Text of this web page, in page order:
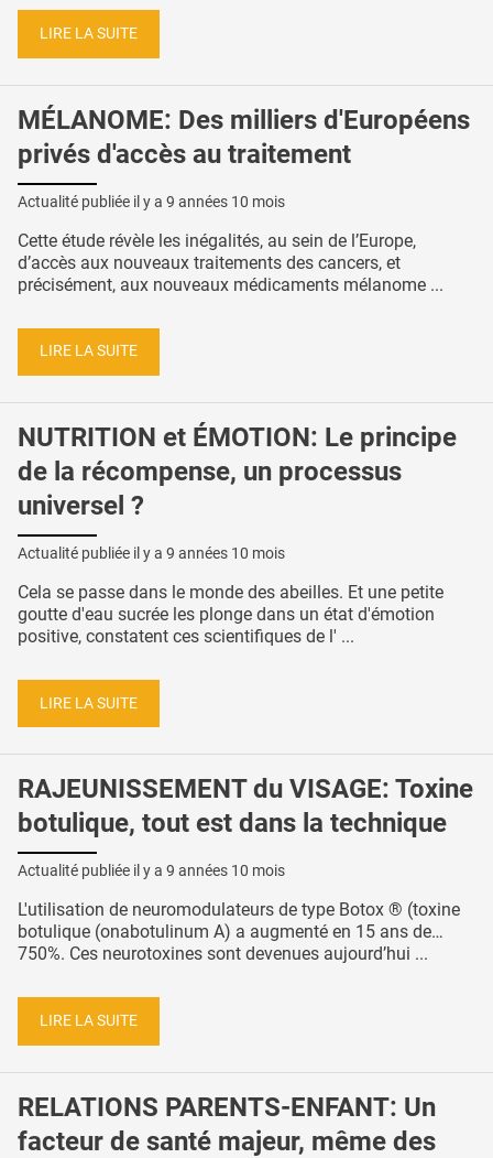
LIRE LA SUITE
MÉLANOME: Des milliers d'Européens
privés d'accès au traitement
Actualité publiée il y a 9 années 10 mois
Cette étude révèle les inégalités, au sein de l’Europe,
d’accès aux nouveaux traitements des cancers, et
précisément, aux nouveaux médicaments mélanome ...
LIRE LA SUITE
NUTRITION et ÉMOTION: Le principe
de la récompense, un processus
universel ?
Actualité publiée il y a 9 années 10 mois
Cela se passe dans le monde des abeilles. Et une petite
goutte d'eau sucrée les plonge dans un état d'émotion
positive, constatent ces scientifiques de l' ...
LIRE LA SUITE
RAJEUNISSEMENT du VISAGE: Toxine
botulique, tout est dans la technique
Actualité publiée il y a 9 années 10 mois
L'utilisation de neuromodulateurs de type Botox ® (toxine
botulique (onabotulinum A) a augmenté en 15 ans de…
750%. Ces neurotoxines sont devenues aujourd’hui ...
LIRE LA SUITE
RELATIONS PARENTS-ENFANT: Un
facteur de santé majeur, même des